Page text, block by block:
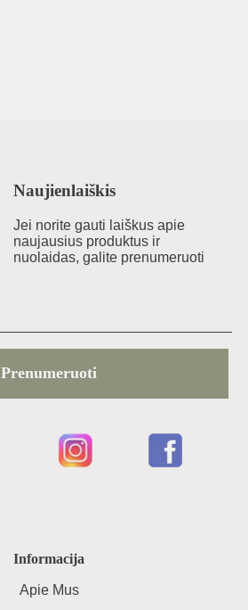
Informacija
Apie Mus
Naujienlaiškis
Jei norite gauti laiškus apie
naujausius produktus ir
nuolaidas, galite prenumeruoti
Prenumeruoti